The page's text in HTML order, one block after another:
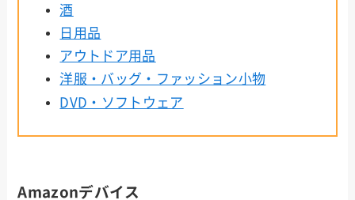
酒
日用品
アウトドア用品
洋服・バッグ・ファッション小物
DVD・ソフトウェア
Amazonデバイス